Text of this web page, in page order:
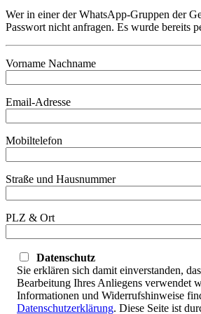
Wer in einer der WhatsApp-Gruppen der
Passwort nicht anfragen. Es wurde bereits
Vorname Nachname
Email-Adresse
Mobiltelefon
Straße und Hausnummer
PLZ & Ort
Datenschutz
Sie erklären sich damit einverstanden,
Bearbeitung Ihres Anliegens verwendet
Informationen und Widerrufshinweise
Datenschutzerklärung. Diese Seite ist